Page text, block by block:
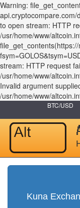
Warning:
api.cryptocompare.com/
to open stream: HTTP
/usr/home/www/
stream: HTTP request
/usr/home/www/
Invalid argument
/usr/home/www/
BTC/USD
Kuna